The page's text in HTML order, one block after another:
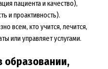
пациента и качество),
и проактивность).
всем, кто учится, лечится,
или управляет услугами.
образовании,